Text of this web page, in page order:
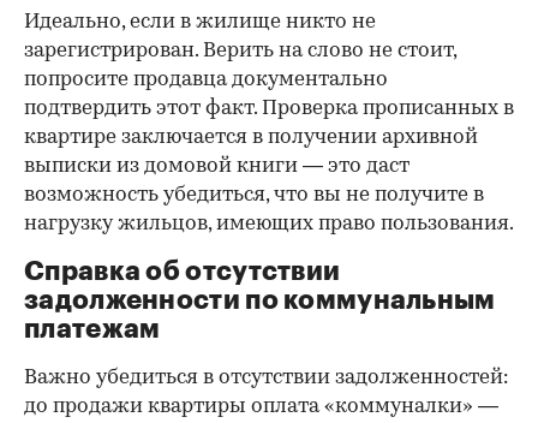
Идеально, если в жилище никто не
зарегистрирован. Верить на слово не стоит,
попросите продавца документально
подтвердить этот факт. Проверка прописанных в
квартире заключается в получении архивной
выписки из домовой книги — это даст
возможность убедиться, что вы не получите в
нагрузку жильцов, имеющих право пользования.
Справка об отсутствии
задолженности по коммунальным
платежам
Важно убедиться в отсутствии задолженностей:
до продажи квартиры оплата «коммуналки» —